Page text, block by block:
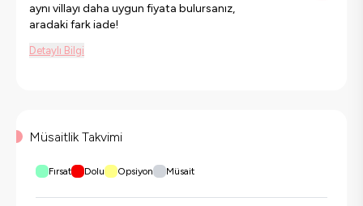
aynı villayı daha uygun fiyata bulursanız,
aradaki fark iade!
Detaylı Bilgi
Müsaitlik Takvimi
Fırsat Dolu Opsiyon Müsait